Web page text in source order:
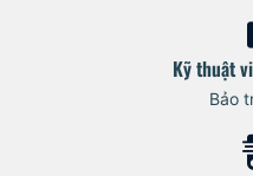
Kỹ thuật
Bảo